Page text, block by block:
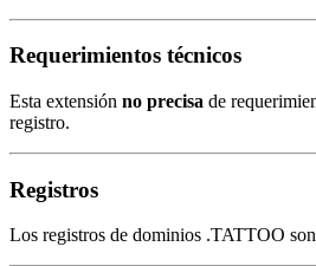
Requerimientos técnicos
Esta extensión no precisa de
registro.
Registros
Los registros de dominios .TATTOO son